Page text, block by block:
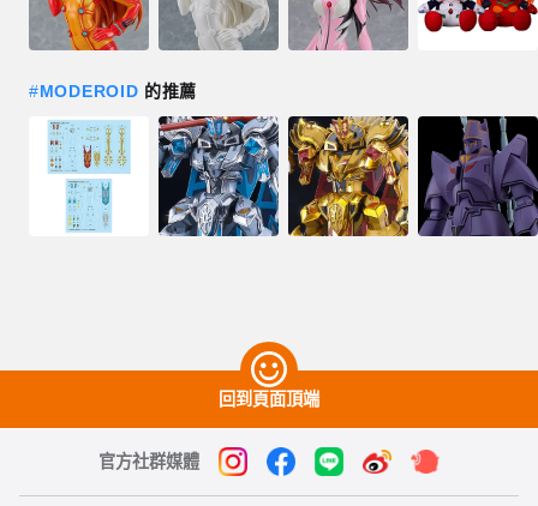
#MODEROID 的推薦
回到頁面頂端
官方社群媒體